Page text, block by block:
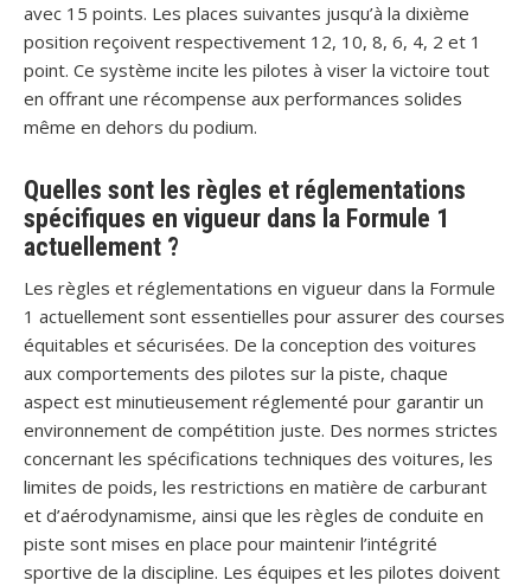
avec 15 points. Les places suivantes jusqu’à la dixième
position reçoivent respectivement 12, 10, 8, 6, 4, 2 et 1
point. Ce système incite les pilotes à viser la victoire tout
en offrant une récompense aux performances solides
même en dehors du podium.
Quelles sont les règles et réglementations
spécifiques en vigueur dans la Formule 1
actuellement ?
Les règles et réglementations en vigueur dans la Formule
1 actuellement sont essentielles pour assurer des courses
équitables et sécurisées. De la conception des voitures
aux comportements des pilotes sur la piste, chaque
aspect est minutieusement réglementé pour garantir un
environnement de compétition juste. Des normes strictes
concernant les spécifications techniques des voitures, les
limites de poids, les restrictions en matière de carburant
et d’aérodynamisme, ainsi que les règles de conduite en
piste sont mises en place pour maintenir l’intégrité
sportive de la discipline. Les équipes et les pilotes doivent